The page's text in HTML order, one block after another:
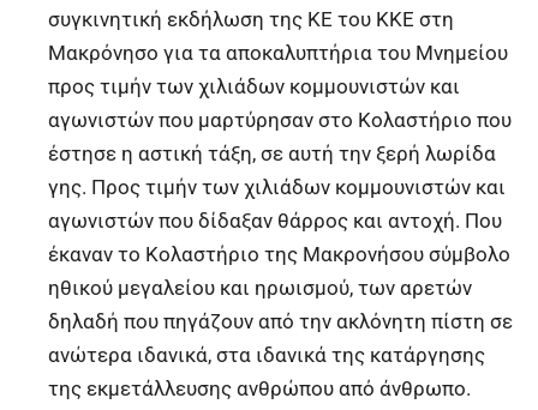
συγκινητική εκδήλωση της ΚΕ του ΚΚΕ στη
Μακρόνησο για τα αποκαλυπτήρια του Μνημείου
προς τιμήν των χιλιάδων κομμουνιστών και
αγωνιστών που μαρτύρησαν στο Κολαστήριο που
έστησε η αστική τάξη, σε αυτή την ξερή λωρίδα
γης. Προς τιμήν των χιλιάδων κομμουνιστών και
αγωνιστών που δίδαξαν θάρρος και αντοχή. Που
έκαναν το Κολαστήριο της Μακρονήσου σύμβολο
ηθικού μεγαλείου και ηρωισμού, των αρετών
δηλαδή που πηγάζουν από την ακλόνητη πίστη σε
ανώτερα ιδανικά, στα ιδανικά της κατάργησης
της εκμετάλλευσης ανθρώπου από άνθρωπο.